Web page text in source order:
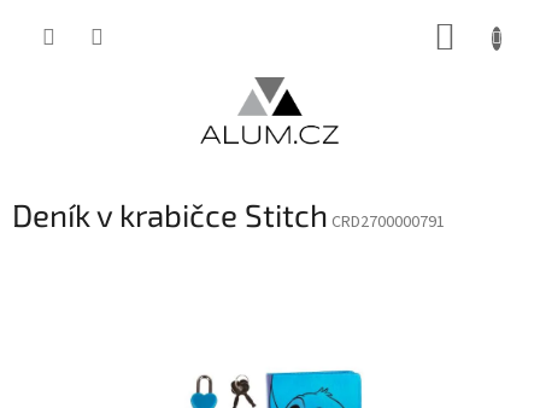
Deník v krabičce Stitch CRD2700000791